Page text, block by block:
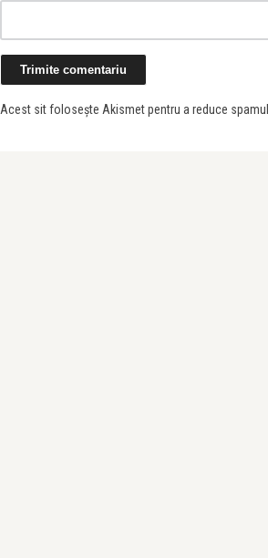
Acest sit folosește Akismet pentru a reduce spamul.